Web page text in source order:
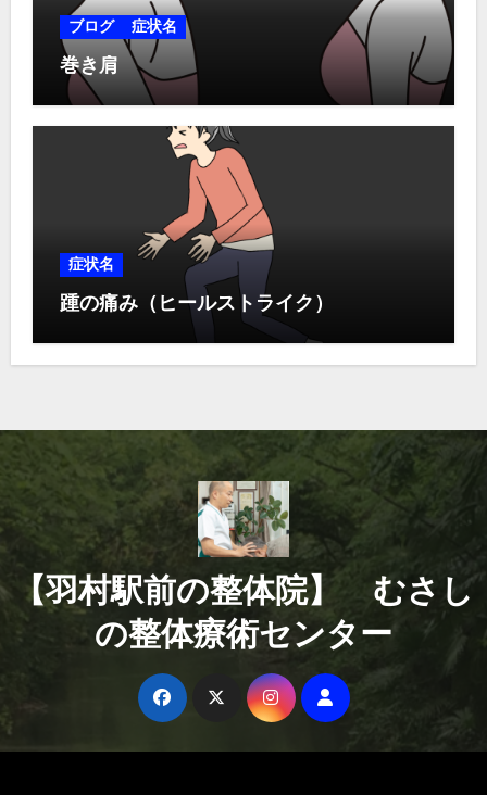
ブログ 症状名
巻き肩
症状名
踵の痛み（ヒールストライク）
【羽村駅前の整体院】 むさし
の整体療術センター